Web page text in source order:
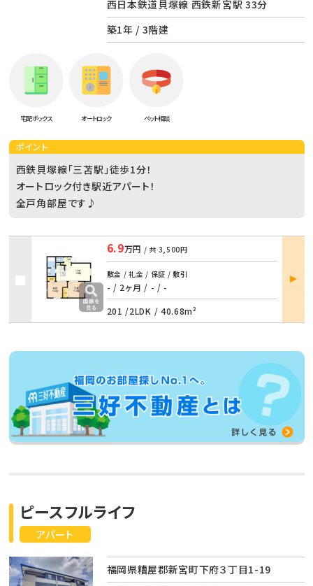
西日本鉄道貝塚線 西鉄新宮駅 33分
築1年 / 3階建
宅配ボックス オートロック ペット相談
ポイント
西鉄貝塚線「三苫駅」徒歩1分！
オートロック付き駅近アパート！
全戸角部屋です♪
6.9万円 / 共 3,500円
敷金 / 礼金 / 保証 / 敷引
- / 2ヶ月 / - / -
201 /2LDK / 40.68m²
部屋
詳細
アパート
ピースフルライフ
福岡県糟屋郡新宮町下府３丁目1-19